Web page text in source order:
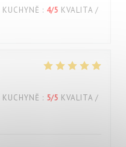
KUCHYNĚ : 4/5 KVALITA /
KUCHYNĚ : 5/5 KVALITA /